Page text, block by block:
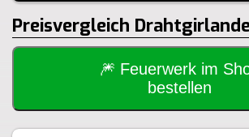
Hersteller:
---
Inhalt je VE:
12 Stück
Preisvergleich
🎆 Feuerwerk im Shop
bestellen